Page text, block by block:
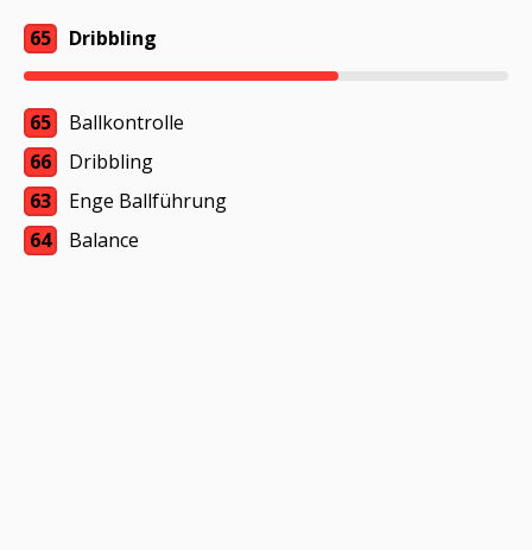
65 Dribbling
65
Ballkontrolle
66
Dribbling
63
Enge Ballführung
64
Balance